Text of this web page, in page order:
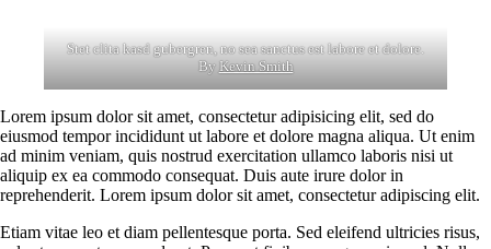
Stet clita kasd gubergren, no sea sanctus est labore et dolore.
By Kevin Smith
Lorem ipsum dolor sit amet, consectetur adipisicing elit, sed do
eiusmod tempor incididunt ut labore et dolore magna aliqua. Ut enim
ad minim veniam, quis nostrud exercitation ullamco laboris nisi ut
aliquip ex ea commodo consequat. Duis aute irure dolor in
reprehenderit. Lorem ipsum dolor sit amet, consectetur adipiscing elit.
Etiam vitae leo et diam pellentesque porta. Sed eleifend ultricies risus,